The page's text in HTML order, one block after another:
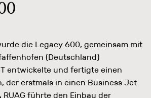
die Legacy 600, gemeinsam mit
(Deutschland)
entwickelte und fertigte einen
der erstmals in einen Business Jet
führte den Einbau der